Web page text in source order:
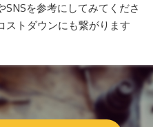
を参考にしてみてくださ
ストダウンにも繋がります